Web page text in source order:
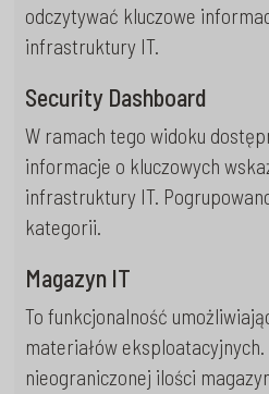
odczytywać kluczowe
infrastruktury IT.
Security Dashboard
W ramach tego widoku
informacje o kluczowych
infrastruktury IT.
kategorii.
Magazyn IT
To funkcjonalność
materiałów
nieograniczonej ilości